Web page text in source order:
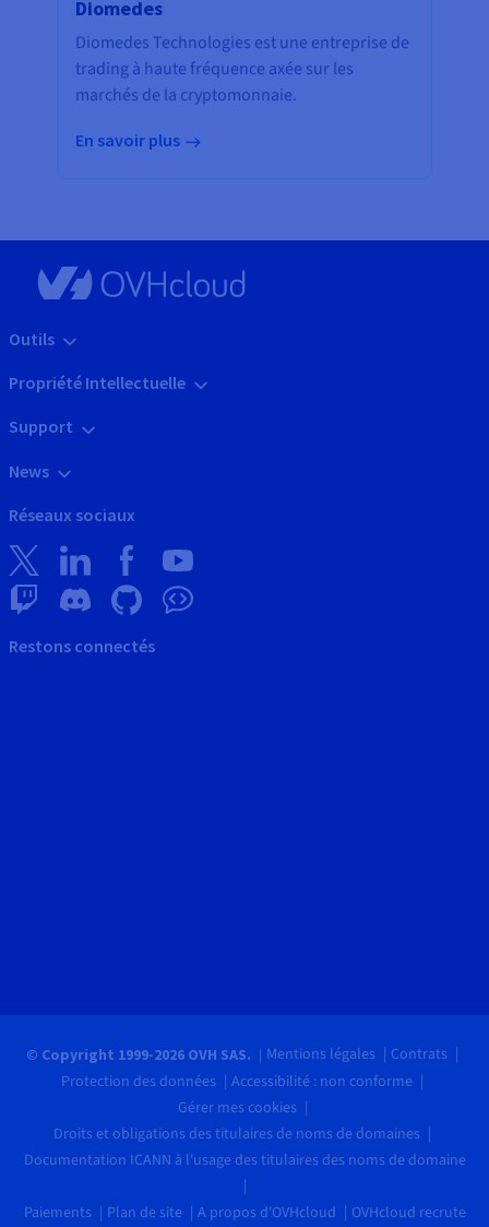
Diomedes
Diomedes Technologies est une entreprise de
trading à haute fréquence axée sur les
marchés de la cryptomonnaie.
En savoir plus
Outils
Propriété Intellectuelle
Support
News
Réseaux sociaux
Restons connectés
© Copyright 1999-2026 OVH SAS. Mentions légales
Contrats
Protection des données
Accessibilité : non conforme
Gérer mes cookies
Droits et obligations des titulaires de noms de domaines
Documentation ICANN à l'usage des titulaires des noms de domaine
Paiements Plan de site A propos d'OVHcloud OVHcloud recrute